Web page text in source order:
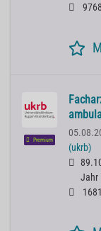
Premium
(ukrb)
Jahr